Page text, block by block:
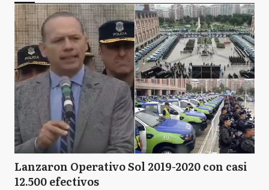
Lanzaron Operativo Sol 2019-2020 con casi
12.500 efectivos